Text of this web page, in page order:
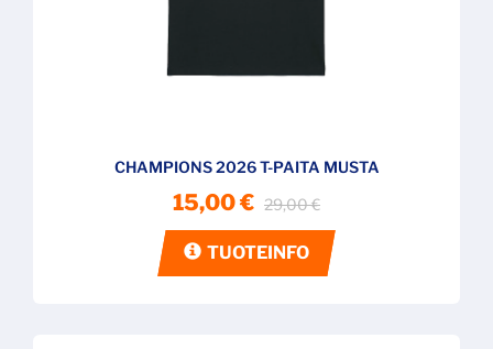
CHAMPIONS 2026 T-PAITA MUSTA
15,00 € 29,00 €
TUOTEINFO